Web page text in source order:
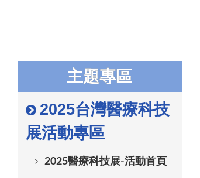
主題專區
2025台灣醫療科技
展活動專區
2025醫療科技展-活動首頁